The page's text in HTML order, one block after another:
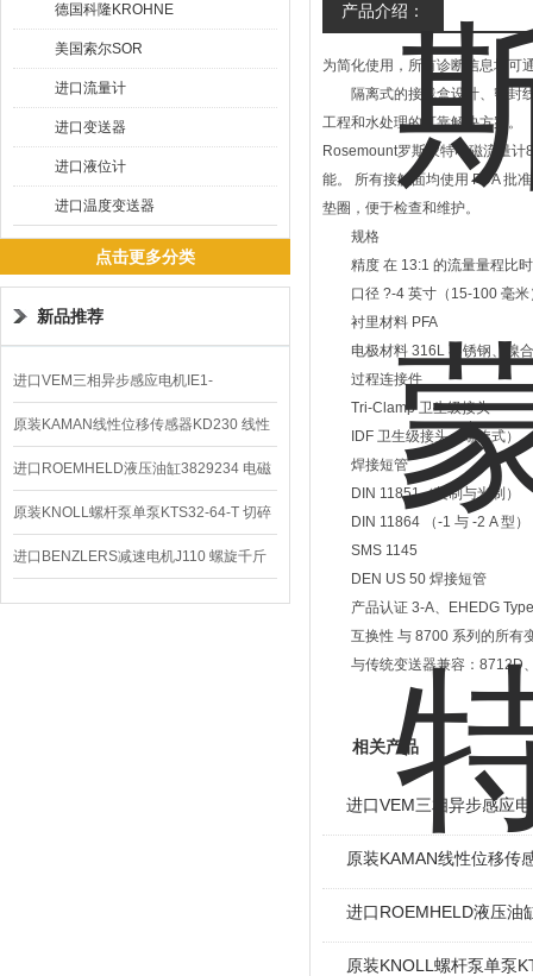
德国科隆KROHNE
美国索尔SOR
进口流量计
进口变送器
进口液位计
进口温度变送器
点击更多分类
新品推荐
进口VEM三相异步感应电机IE1-
K21R80G4马达
原装KAMAN线性位移传感器KD230 线性
编码器
进口ROEMHELD液压油缸3829234 电磁
阀定位器
原装KNOLL螺杆泵单泵KTS32-64-T 切碎
排屑机
进口BENZLERS减速电机J110 螺旋千斤
顶BD-58
产品介绍：
为简化使用，所有诊断信息均可
隔离式的接线盒设计、密封线
工程和水处理的可靠解决方案。
Rosemount罗斯蒙特电磁流量
能。 所有接触面均使用 FDA 批
垫圈，便于检查和维护。
规格
精度 在 13:1 的流量量程比时
口径 ?-4 英寸（15-100 毫米
衬里材料 PFA
电极材料 316L 不锈钢、镍合
过程连接件
Tri-Clamp 卫生级接头
IDF 卫生级接头（螺旋式）
焊接短管
DIN 11851（英制与米制）
DIN 11864 （-1 与 -2 A 型）
SMS 1145
DEN US 50 焊接短管
产品认证 3-A、EHEDG Type
互换性 与 8700 系列的所有
与传统变送器兼容：8712D
相关产品
进口VEM三相异步感应
原装KAMAN线性位移传
进口ROEMHELD液压油
原装KNOLL螺杆泵单泵